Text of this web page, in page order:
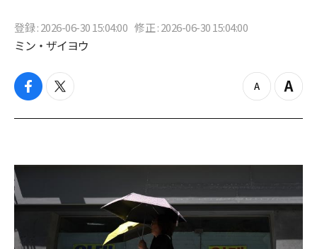
登録 : 2026-06-30 15:04:00 修正 : 2026-06-30 15:04:00
ミン・ザイヨウ
f
c
t
i
z
o
Z
o